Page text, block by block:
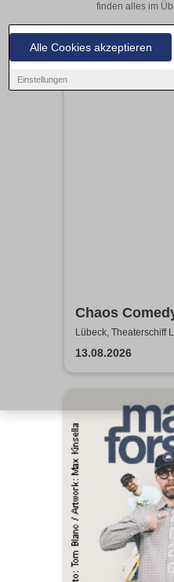
Alle Cookies akzeptieren
Einstellungen
finden alles im
Chaos
Theaterschiff
Lübeck, Theaterschiff
13.08.2026